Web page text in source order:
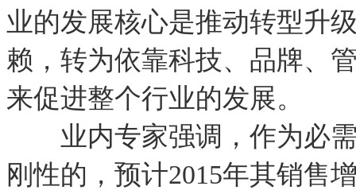
业的发展核心是推动转型升
赖，转为依靠科技、品牌、
来促进整个行业的发展。
业内专家强调，作为必需
刚性的，预计2015年其销售